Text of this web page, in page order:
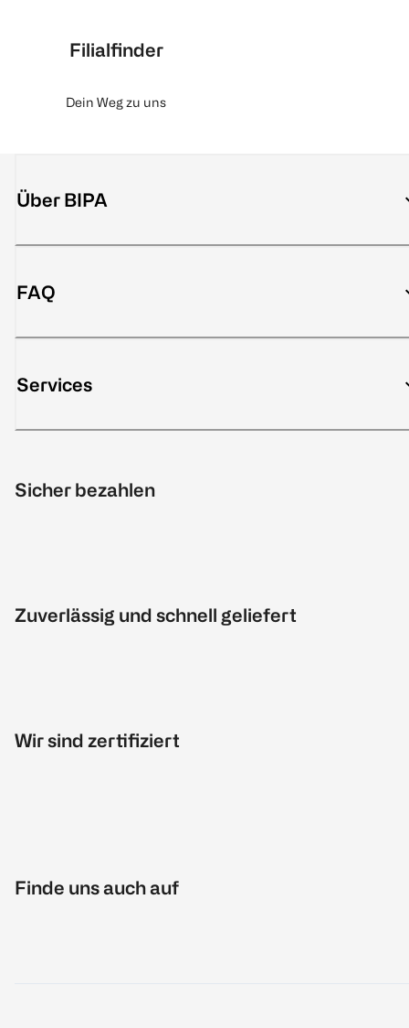
Filialfinder
Dein Weg zu uns
Über BIPA
FAQ
Services
Sicher bezahlen
Zuverlässig und schnell geliefert
Wir sind zertifiziert
Finde uns auch auf